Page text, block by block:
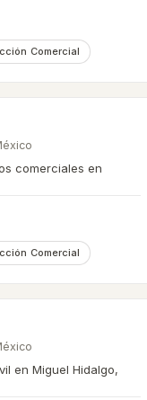
Comercial
comerciales en
Comercial
en Miguel Hidalgo,